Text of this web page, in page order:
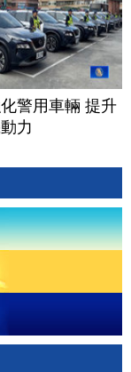
警用車輛 提升
力